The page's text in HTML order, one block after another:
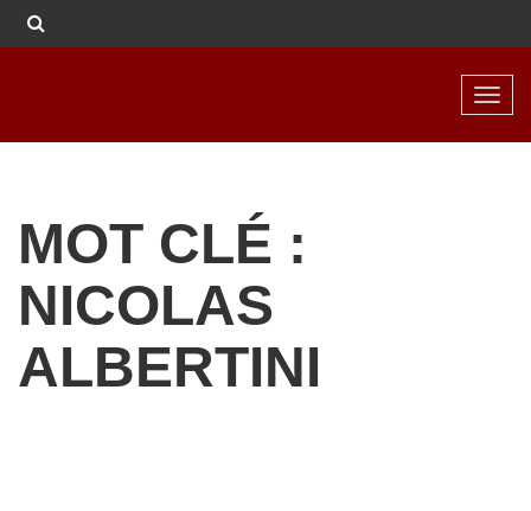
MOT CLÉ :
NICOLAS
ALBERTINI